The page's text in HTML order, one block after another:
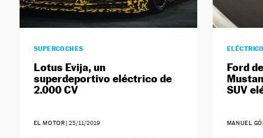
SUPERCOCHES
Lotus Evija, un
superdeportivo eléctrico de
2.000 CV
EL MOTOR |25/11/2019
Ford
SUV
MANUEL